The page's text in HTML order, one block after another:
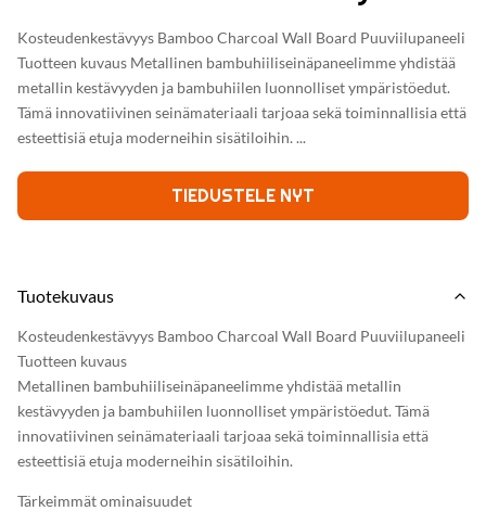
Kosteudenkestävyys Bamboo Charcoal Wall Board Puuviilupaneeli
Tuotteen kuvaus Metallinen bambuhiiliseinäpaneelimme yhdistää
metallin kestävyyden ja bambuhiilen luonnolliset ympäristöedut.
Tämä innovatiivinen seinämateriaali tarjoaa sekä toiminnallisia että
esteettisiä etuja moderneihin sisätiloihin. ...
TIEDUSTELE NYT
Tuotekuvaus
Kosteudenkestävyys Bamboo Charcoal Wall Board Puuviilupaneeli
Tuotteen kuvaus
Metallinen bambuhiiliseinäpaneelimme yhdistää metallin
kestävyyden ja bambuhiilen luonnolliset ympäristöedut. Tämä
innovatiivinen seinämateriaali tarjoaa sekä toiminnallisia että
esteettisiä etuja moderneihin sisätiloihin.
Tärkeimmät ominaisuudet